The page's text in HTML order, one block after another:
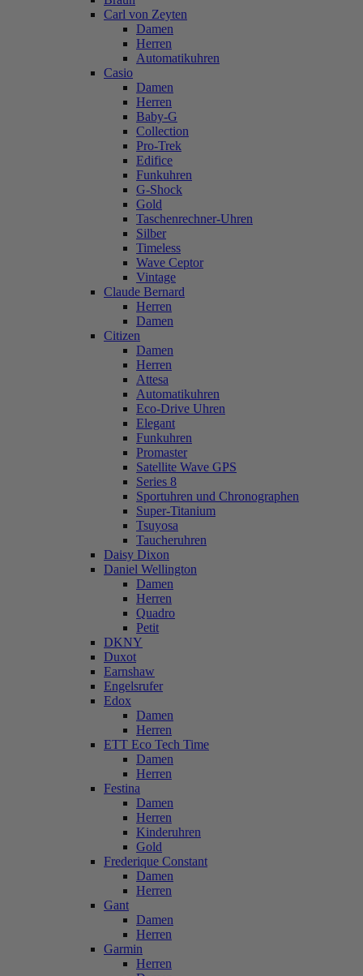
Carl von Zeyten
Damen
Herren
Automatikuhren
Casio
Damen
Herren
Baby-G
Collection
Pro-Trek
Edifice
Funkuhren
G-Shock
Gold
Taschenrechner-Uhren
Silber
Timeless
Wave Ceptor
Vintage
Claude Bernard
Herren
Damen
Citizen
Damen
Herren
Attesa
Automatikuhren
Eco-Drive Uhren
Elegant
Funkuhren
Promaster
Satellite Wave GPS
Series 8
Sportuhren und Chronographen
Super-Titanium
Tsuyosa
Taucheruhren
Daisy Dixon
Daniel Wellington
Damen
Herren
Quadro
Petit
DKNY
Duxot
Earnshaw
Engelsrufer
Edox
Damen
Herren
ETT Eco Tech Time
Damen
Herren
Festina
Damen
Herren
Kinderuhren
Gold
Frederique Constant
Damen
Herren
Gant
Damen
Herren
Garmin
Herren